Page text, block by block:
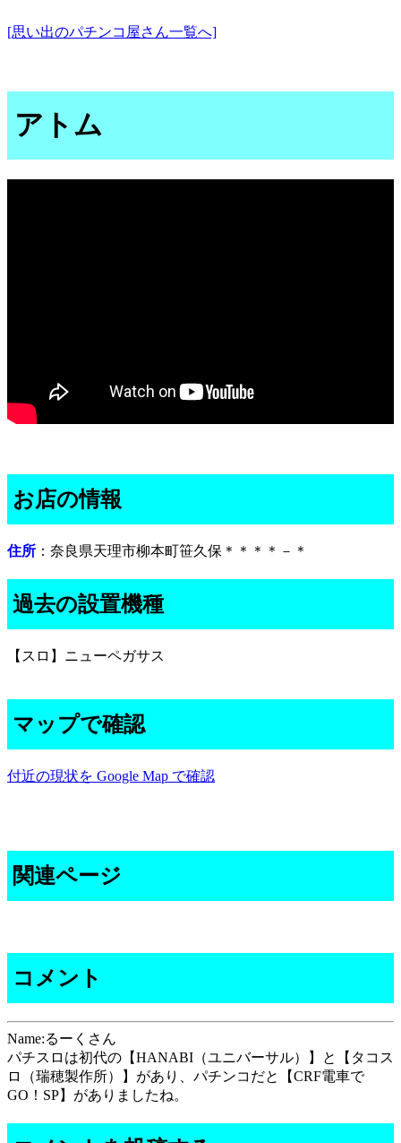
[思い出のパチンコ屋さん一覧へ]
アトム
お店の情報
住所 ：奈良県天理市柳本町笹久保＊＊＊＊－＊
過去の設置機種
【スロ】ニューペガサス
マップで確認
付近の現状を Google Map で確認
関連ページ
コメント
Name:るーくさん
パチスロは初代の【HANABI（ユニバーサル）】と【タコス
ロ（瑞穂製作所）】があり、パチンコだと【CRF電車で
GO！SP】がありましたね。